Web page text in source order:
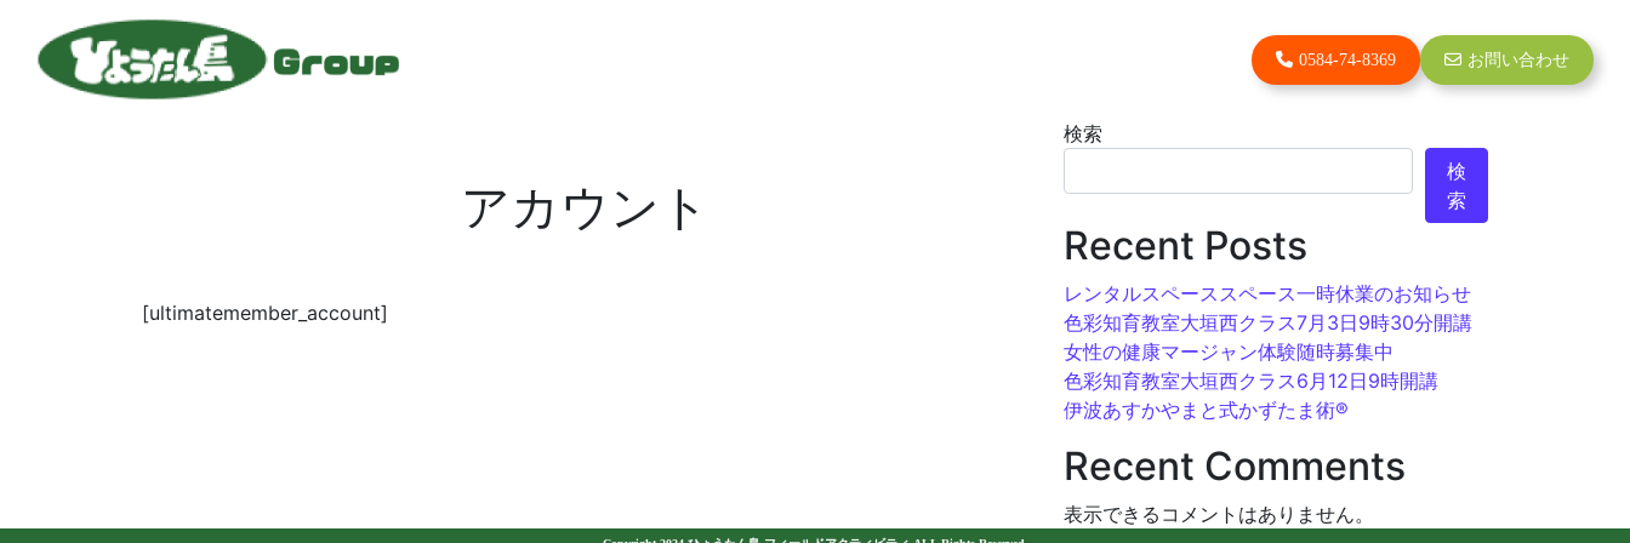
0584-74-8369 お問い合わせ
アカウント
[ultimatemember_account]
検索
検
索
Recent Posts
レンタルスペーススペース一時休業のお知らせ
色彩知育教室大垣西クラス7月3日9時30分開講
女性の健康マージャン体験随時募集中
色彩知育教室大垣西クラス6月12日9時開講
伊波あすかやまと式かずたま術®︎
Recent Comments
表示できるコメントはありません。